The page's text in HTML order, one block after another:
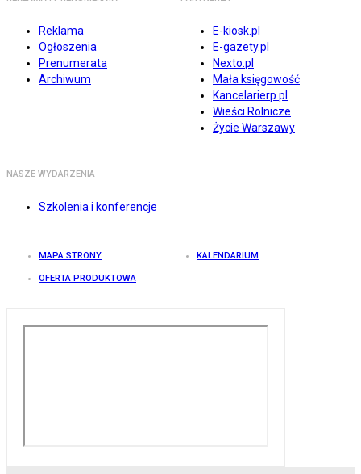
Reklama
Ogłoszenia
Prenumerata
Archiwum
E-kiosk.pl
E-gazety.pl
Nexto.pl
Mała księgowość
Kancelarierp.pl
Wieści Rolnicze
Życie Warszawy
NASZE WYDARZENIA
Szkolenia i konferencje
MAPA STRONY KALENDARIUM
OFERTA PRODUKTOWA